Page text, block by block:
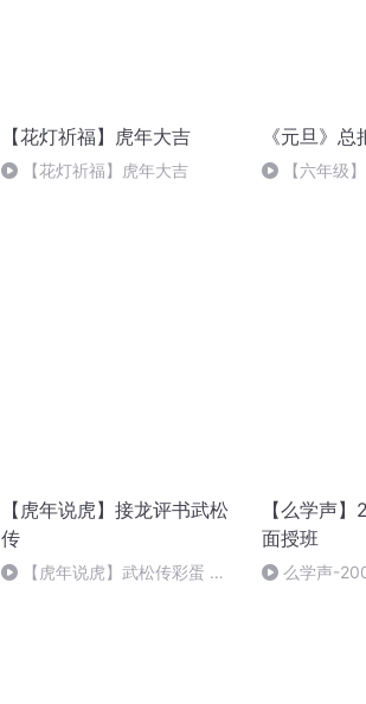
【花灯祈福】虎年大吉
【花灯祈福】虎年大吉
《元旦》
【六年级
【虎年说虎】接龙评书武松
传
【虎年说虎】武松传彩蛋 七
【么学声
面授班
么学声-